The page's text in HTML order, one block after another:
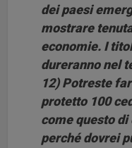
dei paesi
mostrare
economie. I
dureranno nel
12) Potreste
protetto 100
come questo
perché dovrei